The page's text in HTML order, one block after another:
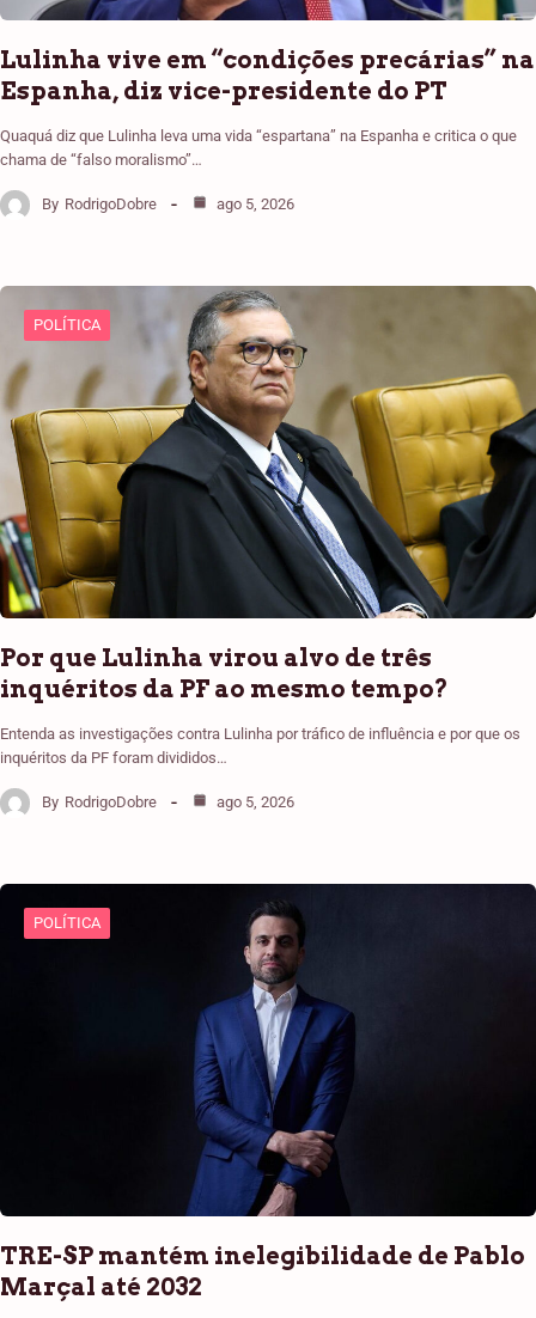
Lulinha vive em “condições precárias” na
Espanha, diz vice-presidente do PT
Quaquá diz que Lulinha leva uma vida “espartana” na Espanha e critica o que
chama de “falso moralismo”…
By RodrigoDobre ago 5, 2026
POLÍTICA
Por que Lulinha virou alvo de três
inquéritos da PF ao mesmo tempo?
Entenda as investigações contra Lulinha por tráfico de influência e por que os
inquéritos da PF foram divididos…
By RodrigoDobre ago 5, 2026
POLÍTICA
TRE-SP mantém inelegibilidade de Pablo
Marçal até 2032